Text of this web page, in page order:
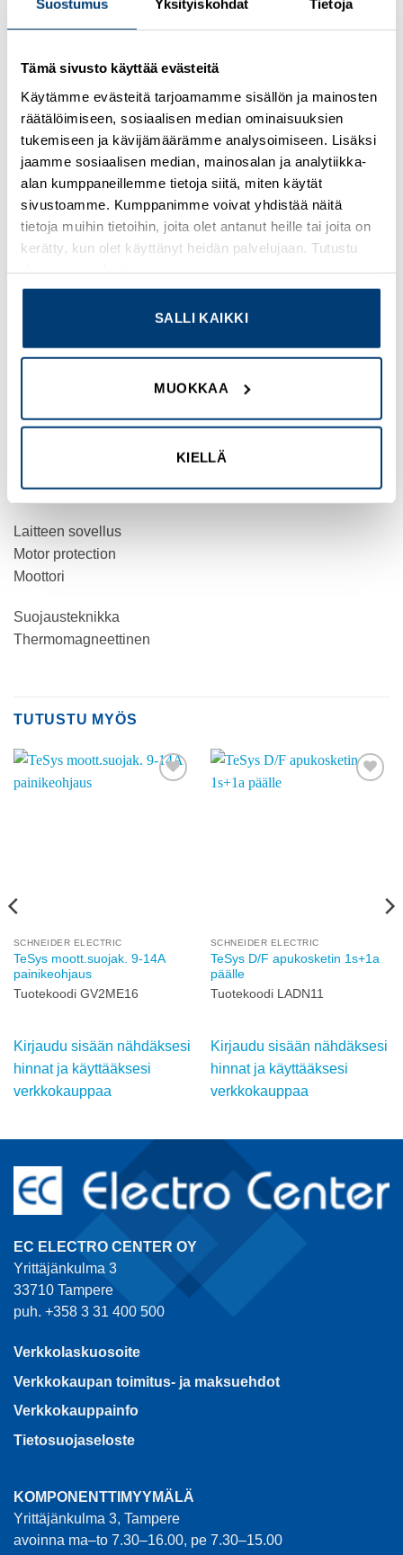
Suostumus Yksityiskohdat Tietoja
Tämä sivusto käyttää evästeitä
Käytämme evästeitä tarjoamamme sisällön ja mainosten
räätälöimiseen, sosiaalisen median ominaisuuksien
tukemiseen ja kävijämäärämme analysoimiseen. Lisäksi
jaamme sosiaalisen median, mainosalan ja analytiikka-
alan kumppaneillemme tietoja siitä, miten käytät
sivustoamme. Kumppanimme voivat yhdistää näitä
tietoja muihin tietoihin, joita olet antanut heille tai joita on
kerätty, kun olet käyttänyt heidän palvelujaan. Tutustu
SALLI KAIKKI
MUOKKAA
KIELLÄ
Osasto: Schneider Electric
KUVAUS
Tuotetiedot
Alue
TeSys Deca
TeSys Deca
Motor circuit breaker
GV2RT
Laitteen sovellus
Motor protection
Moottori
Suojausteknikka
Thermomagneettinen
TUTUSTU MYÖS
SCHNEIDER ELECTRIC
TeSys moott.suojak. 9-14A
painikeohjaus
Tuotekoodi GV2ME16
Kirjaudu sisään nähdäksesi
hinnat ja käyttääksesi
verkkokauppaa
SCHNEIDER ELECTRIC
TeSys D/F apukosketin 1s+1a
päälle
Tuotekoodi LADN11
Kirjaudu sisään nähdäksesi
hinnat ja käyttääksesi
verkkokauppaa
EC ELECTRO CENTER OY
Yrittäjänkulma 3
33710 Tampere
puh. +358 3 31 400 500
Verkkolaskuosoite
Verkkokaupan toimitus- ja maksuehdot
Verkkokauppainfo
Tietosuojaseloste
KOMPONENTTIMYYMÄLÄ
Yrittäjänkulma 3, Tampere
avoinna ma–to 7.30–16.00, pe 7.30–15.00